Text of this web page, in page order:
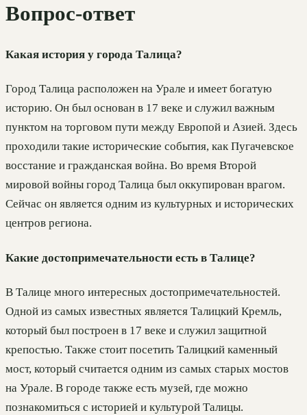
Вопрос-ответ
Какая история у города Талица?
Город Талица расположен на Урале и имеет богатую
историю. Он был основан в 17 веке и служил важным
пунктом на торговом пути между Европой и Азией. Здесь
проходили такие исторические события, как Пугачевское
восстание и гражданская война. Во время Второй
мировой войны город Талица был оккупирован врагом.
Сейчас он является одним из культурных и исторических
центров региона.
Какие достопримечательности есть в Талице?
В Талице много интересных достопримечательностей.
Одной из самых известных является Талицкий Кремль,
который был построен в 17 веке и служил защитной
крепостью. Также стоит посетить Талицкий каменный
мост, который считается одним из самых старых мостов
на Урале. В городе также есть музей, где можно
познакомиться с историей и культурой Талицы.